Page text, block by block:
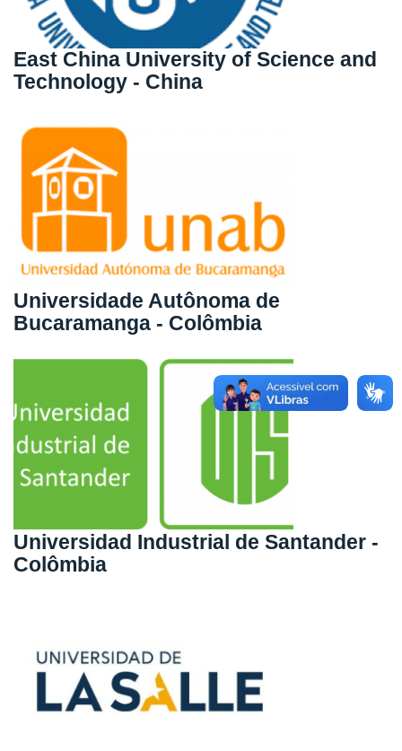
East China University of Science and
Technology - China
Universidade Autônoma de
Bucaramanga - Colômbia
Universidad Industrial de Santander -
Colômbia